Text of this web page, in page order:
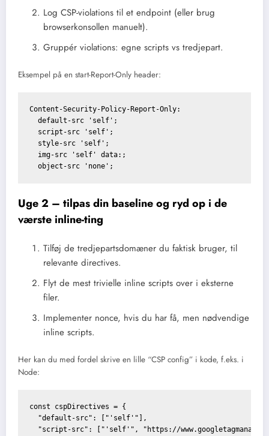
Log CSP-violations til et endpoint (eller brug
browserkonsollen manuelt).
Gruppér violations: egne scripts vs tredjepart.
Eksempel på en start-Report-Only header:
Content-Security-Policy-Report-Only:
  default-src 'self';
  script-src 'self';
  style-src 'self';
  img-src 'self' data:;
Uge 2 – tilpas din baseline og ryd op i de
værste inline-ting
Tilføj de tredjepartsdomæner du faktisk bruger, til
relevante directives.
Flyt de mest trivielle inline scripts over i eksterne
filer.
Implementer nonce, hvis du har få, men nødvendige
inline scripts.
Her kan du med fordel skrive en lille “CSP config” i kode, f.eks. i
Node:
const cspDirectives = {
  "default-src": ["'self'"],
"script-src": ["'self'", "https://